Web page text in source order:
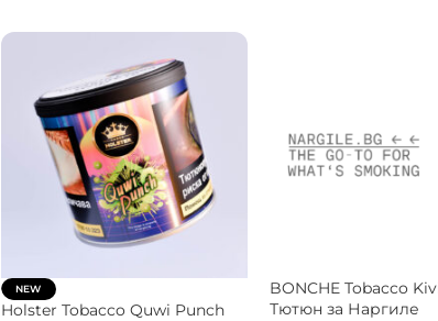
DARKSIDE Tobacco Base Pear
25 гр. Тютюн за Наргиле
Al Fakher Tobacco
Raspberry Mint 200